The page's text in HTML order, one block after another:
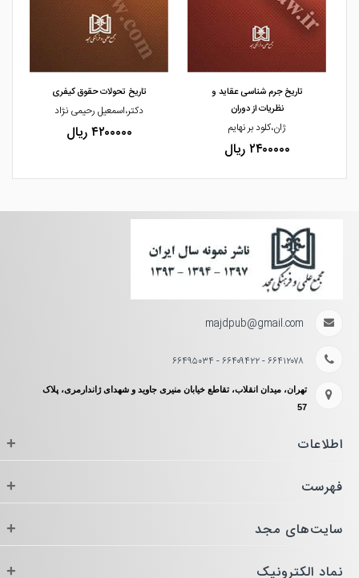
مشاهده و خرید
تاریخ جرم شناسی عقاید و
نظریات از دوران
ژان،کلود بر نهایم
۲۴۰۰۰۰۰ ریال
تاریخ تحولات حقوق کیفری
دکتر،اسمعیل رحیمی نژاد
۴۲۰۰۰۰۰ ریال
majdpub@gmail.com
۶۶۴۱۲۰۷۸ - ۶۶۴۰۹۴۲۲ - ۶۶۴۹۵۰۳۴
تهران، میدان انقلاب، تقاطع خیابان منیری جاوید و شهدای ژاندارمری، پلاک
57
اطلاعات +
فهرست +
سایت‌های مجد +
نماد الکترونیک +